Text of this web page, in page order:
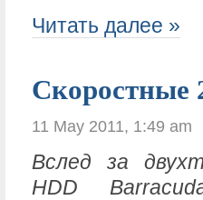
Читать далее »
Скоростные
11 May 2011, 1:49 am
Вслед за
HDD